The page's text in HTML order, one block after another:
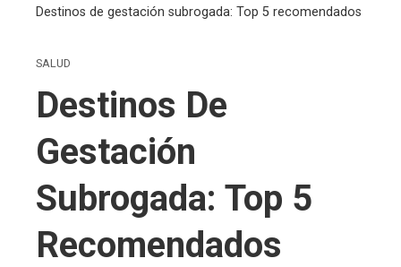
Destinos de gestación subrogada: Top 5 recomendados
SALUD
Destinos De
Gestación
Subrogada: Top 5
Recomendados